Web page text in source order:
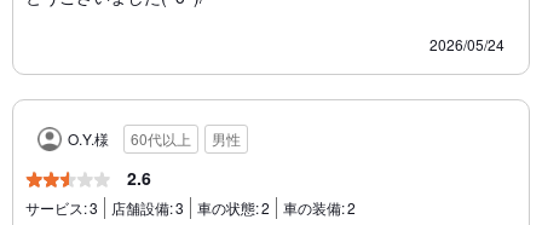
2026/05/24
O.Y.様 60代以上 男性
2.6
サービス:3 店舗設備:3 車の状態:2 車の装備:2